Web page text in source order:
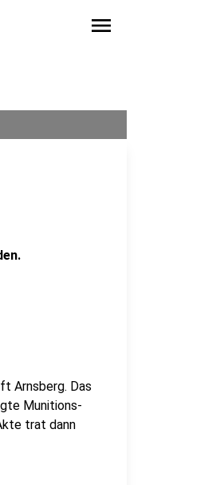
menu
Arnsberg. Das
Munitions-
trat dann